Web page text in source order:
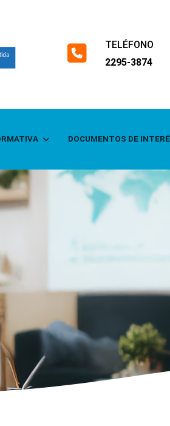
phone
TELÉFONO
2295-3874
DOCUMENTOS DE